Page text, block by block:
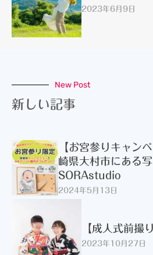
2023年6月9日
New Post
新しい記事
【お宮参りキャン
崎県大村市にある
SORAstudio
2024年5月13日
【成人式前撮り
2023年10月27日